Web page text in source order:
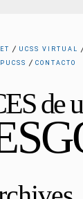
UCSS VIRTUAL
CONTACTO
de